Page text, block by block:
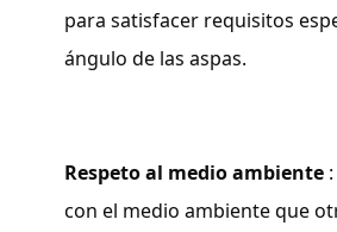
para satisfacer requisitos
ángulo de las aspas.
Respeto al medio ambiente
con el medio ambiente que